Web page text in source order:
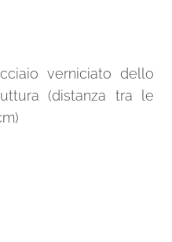
verniciato dello
(distanza tra le